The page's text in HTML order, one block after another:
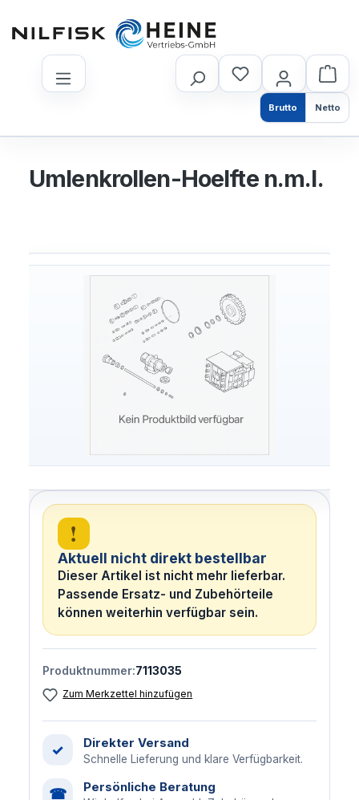
Brutto Netto
Umlenkrollen-Hoelfte n.m.l.
!
Aktuell nicht direkt bestellbar
Dieser Artikel ist nicht mehr lieferbar.
Passende Ersatz- und Zubehörteile
können weiterhin verfügbar sein.
Produktnummer:7113035
Zum Merkzettel hinzufügen
✓ Direkter Versand
Schnelle Lieferung und klare Verfügbarkeit.
☎ Persönliche Beratung